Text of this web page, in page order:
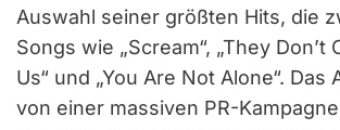
Auswahl seiner größten Hits, die
Songs wie „Scream“, „They Don’t
Us“ und „You Are Not Alone“. Das
von einer massiven PR-